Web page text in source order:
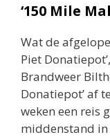
‘150 Mile
Wat de
Piet
Brandweer
Donatiepot’ af
weken een reis
middenstand